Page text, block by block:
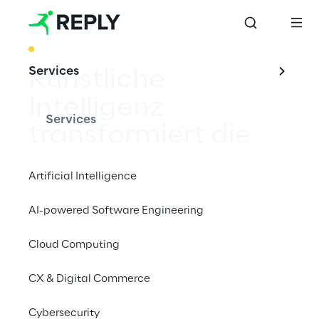
Services
Services
Artificial Intelligence
AI-powered Software Engineering
Cloud Computing
CX & Digital Commerce
Cybersecurity
Künstliche
Intelligenz
Automobilindustrie
Mit unserem Ansatz unterstützen wir
legen dabei höchsten Wert auf Qualität,
Wissenstransfer und Transparenz.